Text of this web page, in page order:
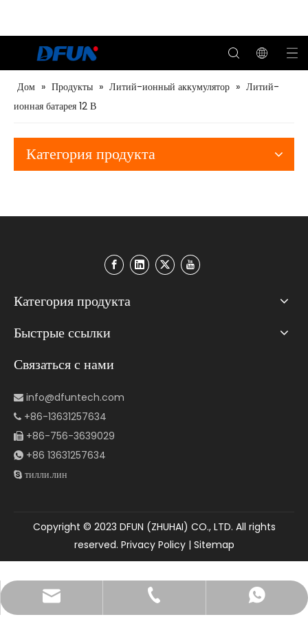
Дом » Продукты » Литий-ионный аккумулятор » Литий-
ионная батарея 12 В
Категория продукта
Категория продукта
info@dfuntech.com
+86-756-6123188
+86 15919182362
Быстрые ссылки
Связаться с нами
 info@dfuntech.com
 +86-13631257634
 +86-756-3639029
 +86 13631257634
 тилли.лин
Copyright © 2023 DFUN (ZHUHAI) CO., LTD. All rights
reserved. Privacy Policy| Sitemap